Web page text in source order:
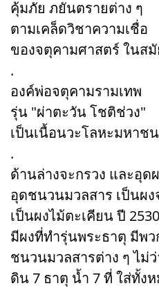
คุ้มภัย ภยันตรายต่าง ๆ
ตามเคล็ดวิชาความเชื่อ
ของจตุคามศาสตร์ ในส
.
องค์พ่อจตุคามรามเทพ
รุ่น "ผ่าตะวัน โชติช่วง"
เป็นเนื้อนวะโลหะมหาช
.
ด้านล่างจะกรวง และอุด
อุดชนวนมวลสาร เป็นผ
เป็นผงไม้ตะเคียน ปี
มีผงที่ทำรุ่นพระธาตุ มีพ
ชนวนมวลสารต่าง ๆ ไม่
ดิน 7 ธาตุ น้ำ 7 ที่ ใส่ทั้ง